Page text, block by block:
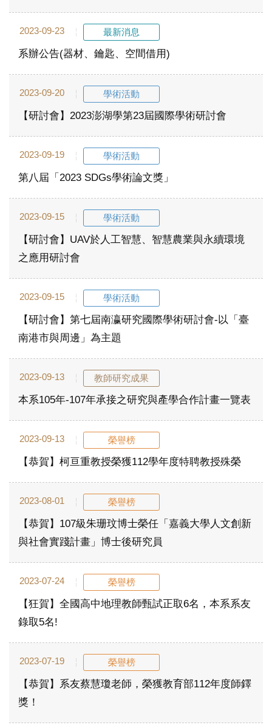
2023-09-23 最新消息
系辦公告(器材、鑰匙、空間借用)
2023-09-20 學術活動
【研討會】2023澎湖學第23屆國際學術研討會
2023-09-19 學術活動
第八屆「2023 SDGs學術論文獎」
2023-09-15 學術活動
【研討會】UAV於人工智慧、智慧農業與永續環境
之應用研討會
2023-09-15 學術活動
【研討會】第七屆南瀛研究國際學術研討會-以「臺
南港市與周邊」為主題
2023-09-13 教師研究成果
本系105年-107年承接之研究與產學合作計畫一覽表
2023-09-13 榮譽榜
【恭賀】柯亘重教授榮獲112學年度特聘教授殊榮
2023-08-01 榮譽榜
【恭賀】107級朱珊玟博士榮任「嘉義大學人文創新
與社會實踐計畫」博士後研究員
2023-07-24 榮譽榜
【狂賀】全國高中地理教師甄試正取6名，本系系友
錄取5名!
2023-07-19 榮譽榜
【恭賀】系友蔡慧瓊老師，榮獲教育部112年度師鐸
獎！